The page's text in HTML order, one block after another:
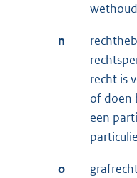
n
recht is
of doen
een
o